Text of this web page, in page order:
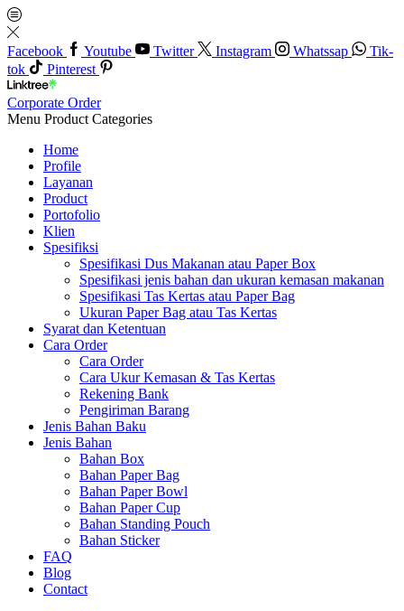
Facebook Youtube Twitter Instagram Whatssap
Tik-
tok
Pinterest
Corporate Order
Menu Product Categories
Home
Profile
Layanan
Product
Portofolio
Klien
Spesifiksi
Spesifikasi Dus Makanan atau Paper Box
Spesifikasi jenis bahan dan ukuran kemasan makanan
Spesifikasi Tas Kertas atau Paper Bag
Ukuran Paper Bag atau Tas Kertas
Syarat dan Ketentuan
Cara Order
Cara Order
Cara Ukur Kemasan & Tas Kertas
Rekening Bank
Pengiriman Barang
Jenis Bahan Baku
Jenis Bahan
Bahan Box
Bahan Paper Bag
Bahan Paper Bowl
Bahan Paper Cup
Bahan Standing Pouch
Bahan Sticker
FAQ
Blog
Contact